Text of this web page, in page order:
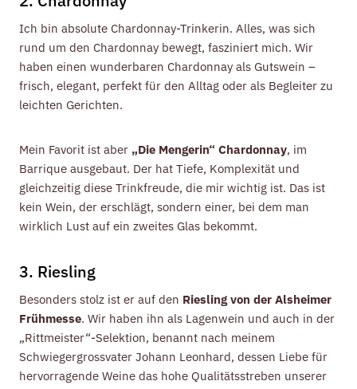
Ich bin absolute Chardonnay-Trinkerin. Alles, was sich
rund um den Chardonnay bewegt, fasziniert mich. Wir
haben einen wunderbaren Chardonnay als Gutswein –
frisch, elegant, perfekt für den Alltag oder als Begleiter zu
leichten Gerichten.
Mein Favorit ist aber „Die Mengerin“ Chardonnay, im
Barrique ausgebaut. Der hat Tiefe, Komplexität und
gleichzeitig diese Trinkfreude, die mir wichtig ist. Das ist
kein Wein, der erschlägt, sondern einer, bei dem man
wirklich Lust auf ein zweites Glas bekommt.
3. Riesling
Besonders stolz ist er auf den Riesling von der Alsheimer
Frühmesse. Wir haben ihn als Lagenwein und auch in der
„Rittmeister“-Selektion, benannt nach meinem
Schwiegergrossvater Johann Leonhard, dessen Liebe für
hervorragende Weine das hohe Qualitätsstreben unserer